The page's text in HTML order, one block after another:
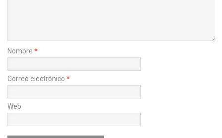
Nombre *
Correo electrónico *
Web